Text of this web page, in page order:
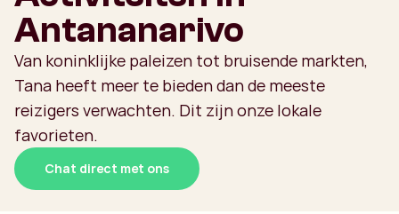
Antananarivo
Van koninklijke paleizen tot bruisende markten,
Tana heeft meer te bieden dan de meeste
reizigers verwachten. Dit zijn onze lokale
favorieten.
Chat direct met ons